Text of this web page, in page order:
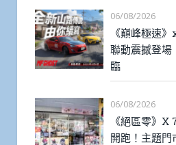
06/08/2026
《巔峰極速
聯動震撼登場
臨
06/08/2026
《絕區零》
開跑！主題門